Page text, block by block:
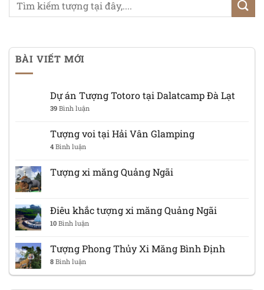
BÀI VIẾT MỚI
Dự án Tượng Totoro tại Dalatcamp Đà Lạt
39Bình luận
Tượng voi tại Hải Vân Glamping
4Bình luận
Tượng xi măng Quảng Ngãi
Điêu khắc tượng xi măng Quảng Ngãi
10Bình luận
Tượng Phong Thủy Xi Măng Bình Định
8Bình luận